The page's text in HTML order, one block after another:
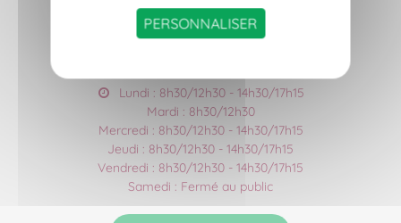
Accueil du public
Lundi : 8h30/12h30 - 14h30/17h15
Mardi : 8h30/12h30
Mercredi : 8h30/12h30 - 14h30/17h15
Jeudi : 8h30/12h30 - 14h30/17h15
Vendredi : 8h30/12h30 - 14h30/17h15
Samedi : Fermé au public
PERSONNALISER